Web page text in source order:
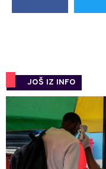
JOŠ IZ INFO